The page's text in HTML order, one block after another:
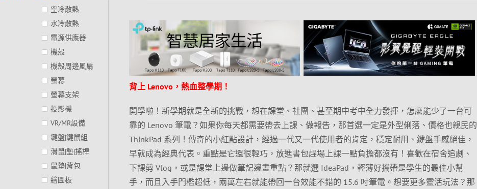
背上 Lenovo，熱血整學期！
開學啦！新學期就是全新的挑戰，想在課堂、社團、甚至期中考中全力發揮，怎麼能少了一台可
靠的 Lenovo 筆電？如果你每天都需要帶去上課、做報告，那首選一定是外型俐落、價格也親民的
ThinkPad 系列！傳奇的小紅點設計，經過一代又一代使用者的肯定，穩定耐用、鍵盤手感絕佳，
早就成為經典代表。重點是它還很輕巧，放進書包趕場上課一點負擔都沒有！喜歡在宿舍追劇、
下課剪 Vlog，或是課堂上邊做筆記邊畫重點？那就選 IdeaPad，輕薄好攜帶是學生的最佳小幫
手，而且入手門檻超低，兩萬左右就能帶回一台效能不錯的 15.6 吋筆電。想要更多靈活玩法？那
空冷散熱
水冷散熱
電源供應器
機殼
機殼周邊風扇
螢幕
螢幕支架
投影機
VR/MR設備
鍵盤|鍵鼠組
滑鼠|墊|搖桿
鼠墊|背包
繪圖板